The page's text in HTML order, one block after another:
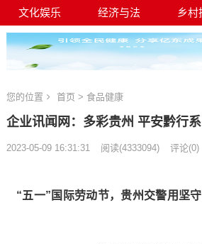
文化娱乐
经济与法 乡村
您的位置 首页 > 食品健康
企业讯闻网：多彩贵州 平安黔行
2023-05-09 16:31:31 阅读(4333094) 评论(0)
“五一”国际劳动节，贵州交警用坚